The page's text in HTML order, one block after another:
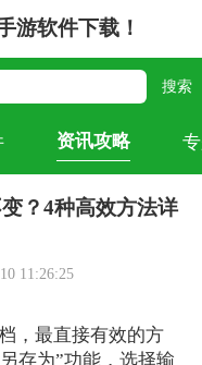
游软件下载！
资讯攻略
？4种高效方法详
11:26:25
，最直接有效的方
存为”功能，选择输